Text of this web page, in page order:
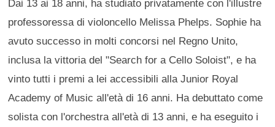
Dai 13 ai 18 anni, ha studiato privatamente con l'illustre
professoressa di violoncello Melissa Phelps. Sophie ha
avuto successo in molti concorsi nel Regno Unito,
inclusa la vittoria del "Search for a Cello Soloist", e ha
vinto tutti i premi a lei accessibili alla Junior Royal
Academy of Music all'età di 16 anni. Ha debuttato come
solista con l'orchestra all'età di 13 anni, e ha eseguito i